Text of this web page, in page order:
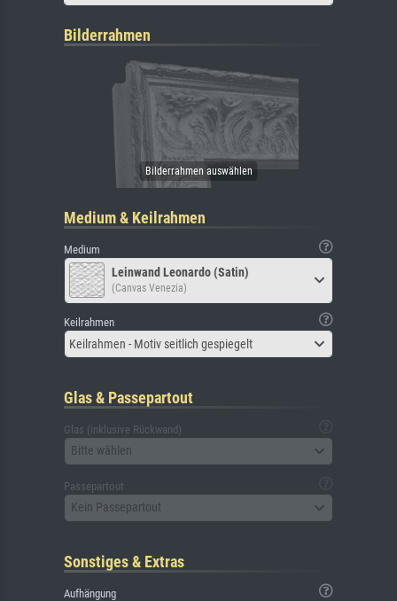
Bilderrahmen
Medium & Keilrahmen
Medium
Leinwand Leonardo (Satin)
(Canvas Venezia)
Keilrahmen
Keilrahmen - Motiv seitlich gespiegelt
Glas & Passepartout
Glas (inklusive Rückwand)
Bitte wählen
Passepartout
Kein Passepartout
Sonstiges & Extras
Aufhängung